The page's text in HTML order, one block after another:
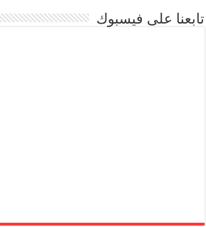
تابعنا على فيسبوك